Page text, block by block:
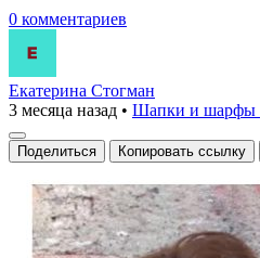
0 комментариев
Екатерина Стогман
3 месяца назад • Шапки и шарфы
Поделиться Копировать ссылку